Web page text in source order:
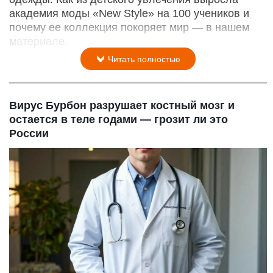
академия моды «New Style» на 100 учеников и
почему ее коллекция покоряет мир — в нашем
материале.
Читать полностью
Вирус Бурбон разрушает костный мозг и
остается в теле годами — грозит ли это
России